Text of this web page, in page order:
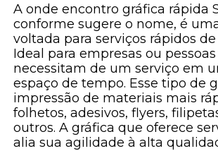
A onde encontro gráfica rápida
conforme sugere o nome, é
voltada para serviços rápidos
Ideal para empresas ou
necessitam de um serviço em
espaço de tempo. Esse tipo de
impressão de materiais mais
folhetos, adesivos, flyers,
outros. A gráfica que oferece
alia sua agilidade à alta